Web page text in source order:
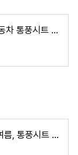
폭염 속 시원하게 사용하는 자동차 통풍시트 관리법
[알려 Zoom] 폭염으로 힘든 여름, 통풍시트 더 시원하게 쓰는 법